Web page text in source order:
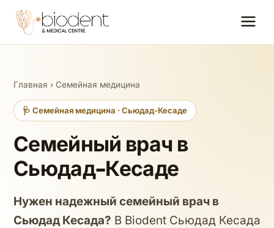
Главная › Семейная медицина
🩺 Семейная медицина · Сьюдад-Кесаде
Семейный врач в
Сьюдад-Кесаде
Нужен надежный семейный врач в
Сьюдад Кесада? В Biodent Сьюдад Кесада